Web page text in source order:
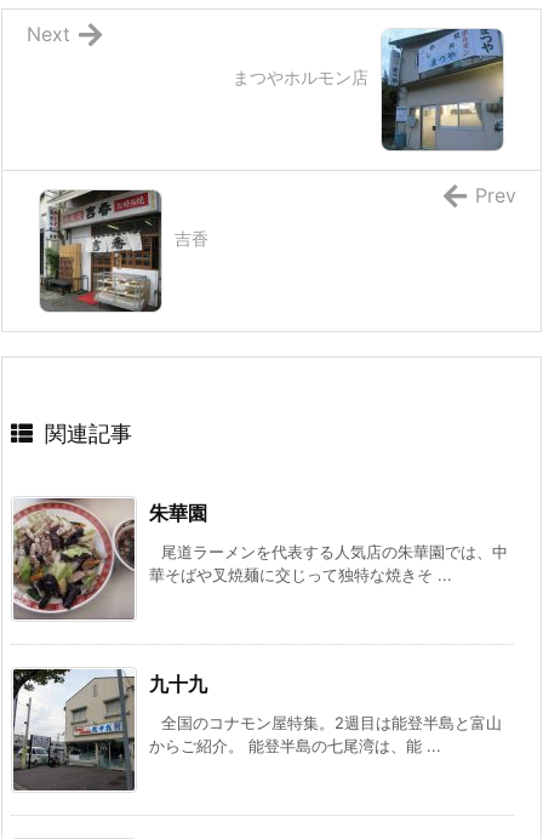
まつやホルモン店
Next
吉香
Prev
関連記事
朱華園
尾道ラーメンを代表する人気店の朱華園では、中
華そばや叉焼麺に交じって独特な焼きそ ...
九十九
全国のコナモン屋特集。2週目は能登半島と富山
からご紹介。 能登半島の七尾湾は、能 ...